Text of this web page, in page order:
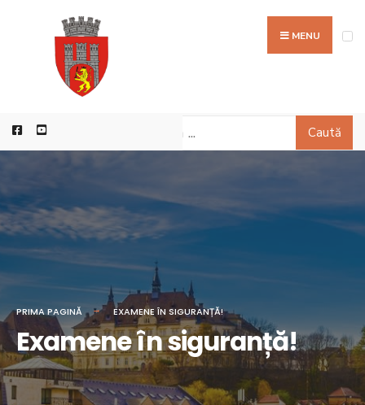
MENU
Caută
PRIMA PAGINĂ EXAMENE ÎN SIGURANȚĂ!
Examene în siguranță!